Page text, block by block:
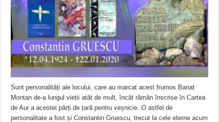
Sunt personalități ale locului, care au marcat acest frumos Banat
Montan de-a lungul vieții atât de mult, încât rămân înscrise în Cartea
de Aur a acestei părți de țară pentru veșnicie. O astfel de
personalitate a fost și Constantin Gruescu, trecut la cele eterne acum